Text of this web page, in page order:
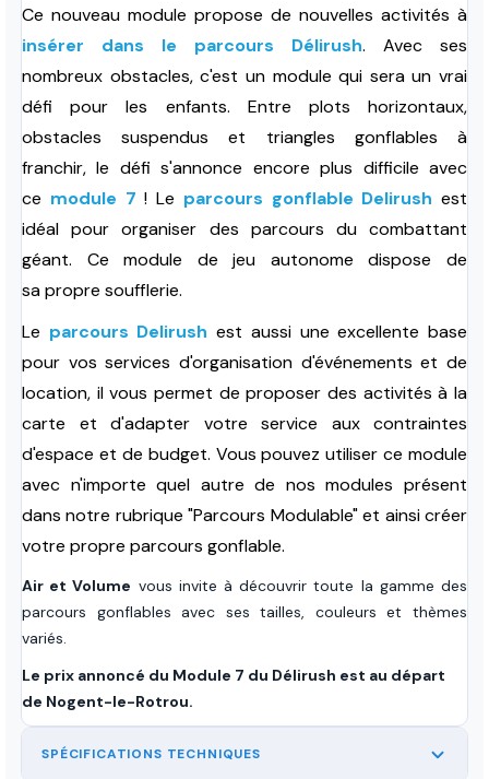
Ce nouveau module propose de nouvelles activités à
insérer dans le parcours Délirush. Avec ses
nombreux obstacles, c'est un module qui sera un vrai
défi pour les enfants. Entre plots horizontaux,
obstacles suspendus et triangles gonflables à
franchir, le défi s'annonce encore plus difficile avec
ce module 7 ! Le parcours gonflable Delirush est
idéal pour organiser des parcours du combattant
géant. Ce module de jeu autonome dispose de
sa propre soufflerie.
Le parcours Delirush est aussi une excellente base
pour vos services d'organisation d'événements et de
location, il vous permet de proposer des activités à la
carte et d'adapter votre service aux contraintes
d'espace et de budget. Vous pouvez utiliser ce module
avec n'importe quel autre de nos modules présent
dans notre rubrique "Parcours Modulable" et ainsi créer
votre propre parcours gonflable.
Air et Volume vous invite à découvrir toute la gamme des
parcours gonflables avec ses tailles, couleurs et thèmes
variés.
Le prix annoncé du Module 7 du Délirush est au départ
de Nogent-le-Rotrou.
SPÉCIFICATIONS TECHNIQUES